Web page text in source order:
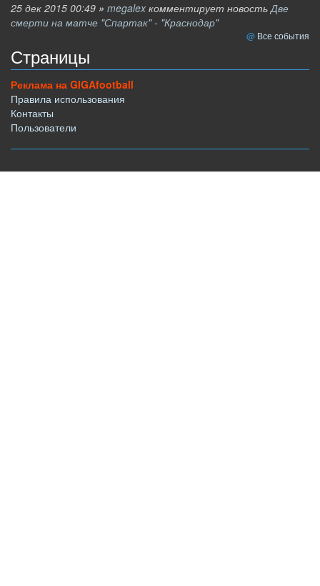
25 дек 2015 00:49 » megalex комментирует новостьДве
смерти на матче "Спартак" - "Краснодар"
Все события
Страницы
Реклама на GIGAfootball
Правила использования
Контакты
Пользователи